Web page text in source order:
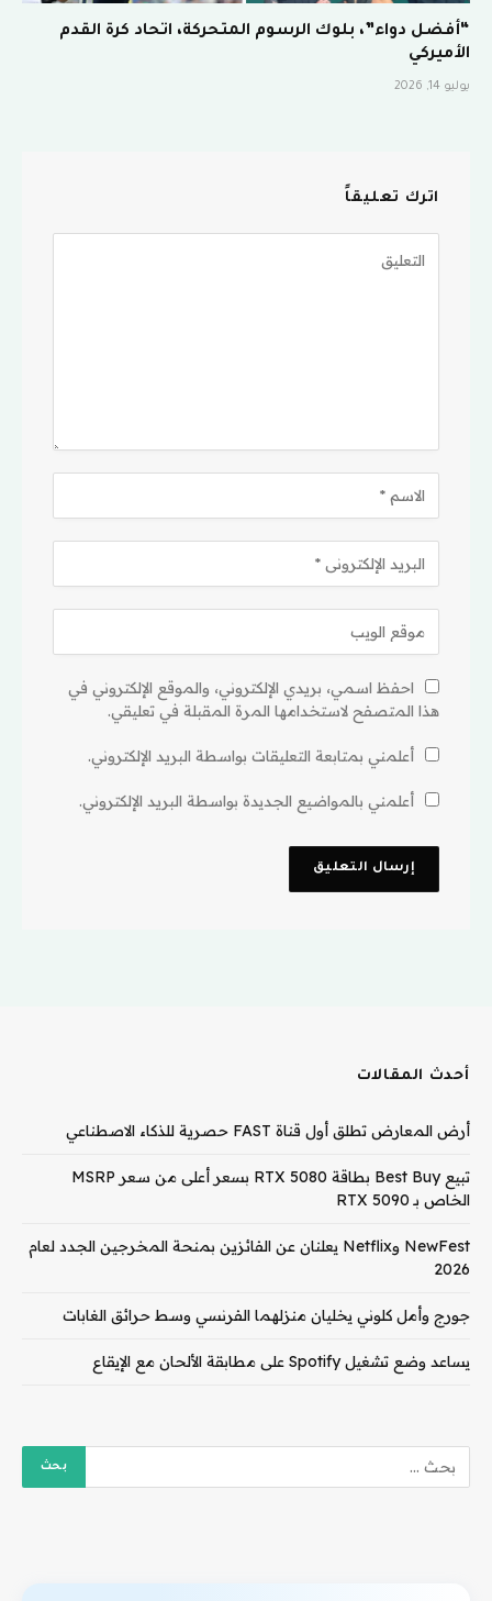
“أفضل دواء”، بلوك الرسوم المتحركة، اتحاد كرة القدم
الأميركي
يوليو 14, 2026
اترك تعليقاً
احفظ اسمي، بريدي الإلكتروني، والموقع الإلكتروني في
هذا المتصفح لاستخدامها المرة المقبلة في تعليقي.
أعلمني بمتابعة التعليقات بواسطة البريد الإلكتروني.
أعلمني بالمواضيع الجديدة بواسطة البريد الإلكتروني.
أحدث المقالات
أرض المعارض تطلق أول قناة FAST حصرية للذكاء الاصطناعي
تبيع Best Buy بطاقة RTX 5080 بسعر أعلى من سعر MSRP
الخاص بـ RTX 5090
NewFest وNetflix يعلنان عن الفائزين بمنحة المخرجين الجدد لعام
2026
جورج وأمل كلوني يخليان منزلهما الفرنسي وسط حرائق الغابات
يساعد وضع تشغيل Spotify على مطابقة الألحان مع الإيقاع